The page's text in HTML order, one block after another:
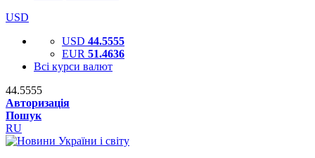
USD
USD 44.5555
EUR 51.4636
Всі курси валют
44.5555
Авторизація
Пошук
RU